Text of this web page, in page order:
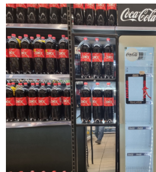
Kolačiće u bilo kojem trenutku
na „Prikaži detalje“. Privolu možete
povući bez negativnih posljedica.